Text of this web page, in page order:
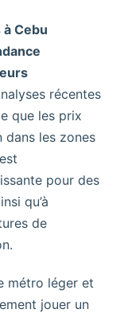
Cebu
récentes
que les prix
dans les zones
pour des
qu’à
de
métro léger et
jouer un